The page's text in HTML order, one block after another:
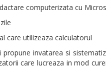
computerizata cu
care utilizeaza calculatorul
propune invatarea si
care lucreaza in mod